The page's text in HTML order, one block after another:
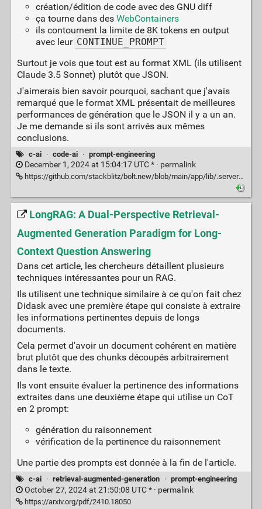
création/édition de code avec des GNU diff
ça tourne dans des WebContainers
ils contournent la limite de 8K tokens en output
avec leur CONTINUE_PROMPT
Surtout je vois que tout est au format XML (ils utilisent
Claude 3.5 Sonnet) plutôt que JSON.
J'aimerais bien savoir pourquoi, sachant que j'avais
remarqué que le format XML présentait de meilleures
performances de génération que le JSON il y a un an.
Je me demande si ils sont arrivés aux mêmes
conclusions.
c-ai · code-ai · prompt-engineering
December 1, 2024 at 15:04:17 UTC * · permalink
https://github.com/stackblitz/bolt.new/blob/main/app/lib/.server/llm/prompts.ts
LongRAG: A Dual-Perspective Retrieval-
Augmented Generation Paradigm for Long-
Context Question Answering
Dans cet article, les chercheurs détaillent plusieurs
techniques intéressantes pour un RAG.
Ils utilisent une technique similaire à ce qu'on fait chez
Didask avec une première étape qui consiste à extraire
les informations pertinentes depuis de longs
documents.
Cela permet d'avoir un document cohérent en matière
brut plutôt que des chunks découpés arbitrairement
dans le texte.
Ils vont ensuite évaluer la pertinence des informations
extraites dans une deuxième étape qui utilise un CoT
en 2 prompt:
génération du raisonnement
vérification de la pertinence du raisonnement
Une partie des prompts est donnée à la fin de l'article.
c-ai · retrieval-augmented-generation · prompt-engineering
October 27, 2024 at 21:50:08 UTC * · permalink
https://arxiv.org/pdf/2410.18050